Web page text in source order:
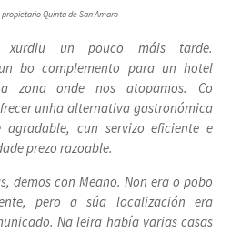
Quinta de San Amaro
un pouco máis tarde.
bo complemento para un hotel
zona onde nos atopamos. Co
unha alternativa gastronómica
cun servizo eficiente e
prezo razoable.
demos con Meaño. Non era o pobo
pero a súa localización era
Na leira había varias casas